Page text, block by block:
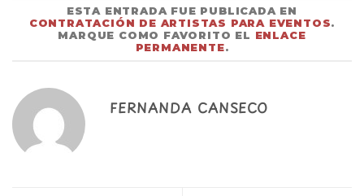
ESTA ENTRADA FUE PUBLICADA EN
CONTRATACIÓN DE ARTISTAS PARA EVENTOS.
MARQUE COMO FAVORITO EL ENLACE
PERMANENTE.
FERNANDA CANSECO